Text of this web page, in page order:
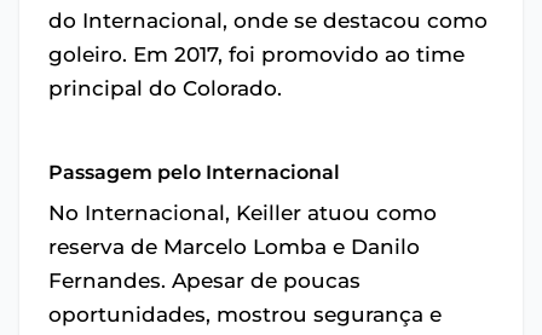
do Internacional, onde se destacou como
goleiro. Em 2017, foi promovido ao time
principal do Colorado.
Passagem pelo Internacional
No Internacional, Keiller atuou como
reserva de Marcelo Lomba e Danilo
Fernandes. Apesar de poucas
oportunidades, mostrou segurança e